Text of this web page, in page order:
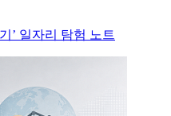
’ 일자리 탐험 노트